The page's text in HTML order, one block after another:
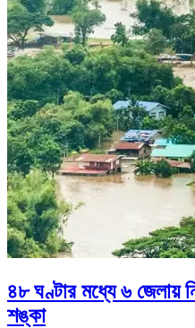
৪৮ ঘণ্টার মধ্যে ৬ জেলায়
শঙ্কা